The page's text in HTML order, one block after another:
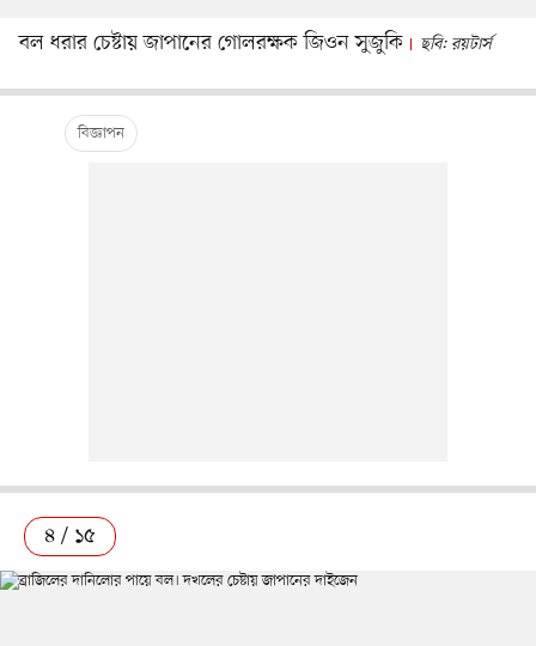
বল ধরার চেষ্টায় জাপানের গোলরক্ষক জিওন সুজুকি ছবি: রয়টার্স
৪ / ১৫